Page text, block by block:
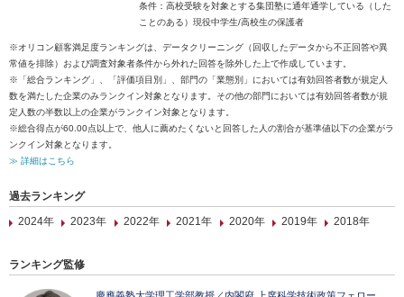
条件：高校受験を対象とする集団塾に通年通学している（した
ことのある）現役中学生/高校生の保護者
※オリコン顧客満足度ランキングは、データクリーニング（回収したデータから不正回答や異
常値を排除）および調査対象者条件から外れた回答を除外した上で作成しています。
※「総合ランキング」、「評価項目別」、部門の「業態別」においては有効回答者数が規定人
数を満たした企業のみランクイン対象となります。その他の部門においては有効回答者数が規
定人数の半数以上の企業がランクイン対象となります。
※総合得点が60.00点以上で、他人に薦めたくないと回答した人の割合が基準値以下の企業がラ
ンクイン対象となります。
≫ 詳細はこちら
過去ランキング
2024年
2023年 2022年 2021年 2020年 2019年 2018年
ランキング監修